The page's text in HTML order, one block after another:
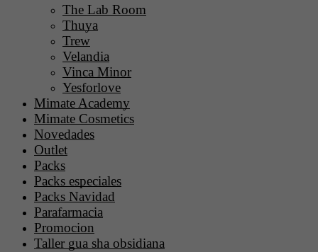
The Lab Room
Thuya
Trew
Velandia
Vinca Minor
Yesforlove
Mimate Academy
Mimate Cosmetics
Novedades
Outlet
Packs
Packs especiales
Packs Navidad
Parafarmacia
Promocion
Taller gua sha obsidiana